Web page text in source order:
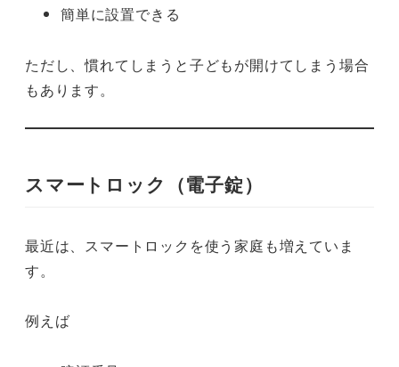
簡単に設置できる
ただし、慣れてしまうと子どもが開けてしまう場合
もあります。
スマートロック（電子錠）
最近は、スマートロックを使う家庭も増えていま
す。
例えば